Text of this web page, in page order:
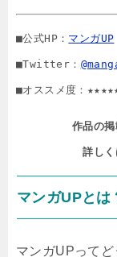
■公式HP： マンガUP
■Twitter：
■オススメ度：
作品の掲
詳しく
マンガUPとは
マンガUPってど